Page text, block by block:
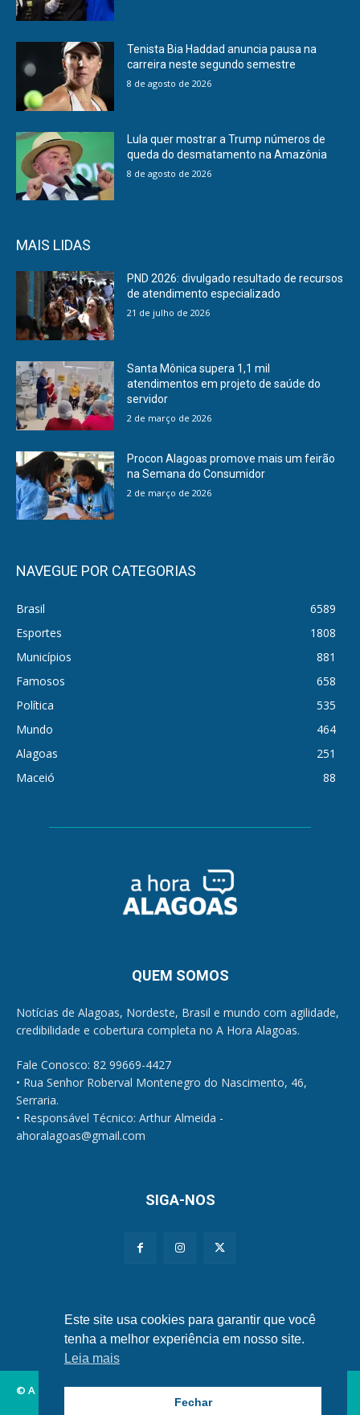
Tenista Bia Haddad anuncia pausa na
carreira neste segundo semestre
8 de agosto de 2026
Lula quer mostrar a Trump números de
queda do desmatamento na Amazônia
8 de agosto de 2026
MAIS LIDAS
PND 2026: divulgado resultado de recursos
de atendimento especializado
21 de julho de 2026
Santa Mônica supera 1,1 mil
atendimentos em projeto de saúde do
servidor
2 de março de 2026
Procon Alagoas promove mais um feirão
na Semana do Consumidor
2 de março de 2026
NAVEGUE POR CATEGORIAS
Brasil
6589
Esportes
1808
Municípios
881
Famosos
658
Política
535
Mundo
464
Alagoas
251
Maceió
88
QUEM SOMOS
Notícias de Alagoas, Nordeste, Brasil e mundo com agilidade,
credibilidade e cobertura completa no A Hora Alagoas.
Fale Conosco: 82 99669-4427
• Rua Senhor Roberval Montenegro do Nascimento, 46,
Serraria.
• Responsável Técnico: Arthur Almeida -
ahoralagoas@gmail.com
SIGA-NOS
© A Hora Alagoas.
Este site usa cookies para garantir que você
tenha a melhor experiência em nosso site.
Leia mais
Fechar